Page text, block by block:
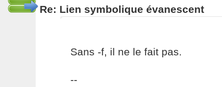
Re: Lien symbolique évanescent
Sans -f, il ne le fait pas.
--